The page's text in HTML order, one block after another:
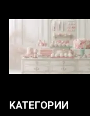
KАТЕГОРИИ